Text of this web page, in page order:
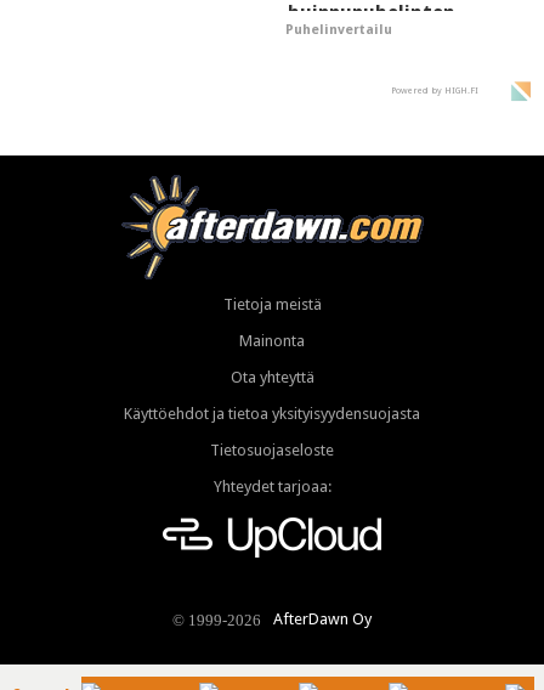
huippupuhelinten
"perillinen"
Puhelinvertailu
Powered by HIGH.FI
Tietoja meistä
Mainonta
Ota yhteyttä
Käyttöehdot ja tietoa yksityisyydensuojasta
Tietosuojaseloste
Yhteydet tarjoaa:
© 1999-2026 AfterDawn Oy